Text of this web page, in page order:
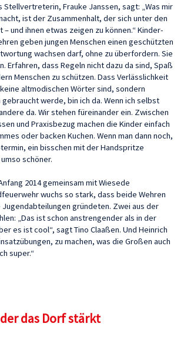
Frauke Janssen, sagt: „Was mir
ist der Zusammenhalt, der sich unter den
und ihnen etwas zeigen zu können.“ Kinder-
geben jungen Menschen einen geschützten
wachsen darf, ohne zu überfordern. Sie
Erfahren, dass Regeln nicht dazu da sind, Spaß
Menschen zu schützen. Dass Verlässlichkeit
altmodischen Wörter sind, sondern
werde, bin ich da. Wenn ich selbst
da. Wir stehen füreinander ein. Zwischen
und Praxisbezug machen die Kinder einfach
oder backen Kuchen. Wenn man dann noch,
ein bisschen mit der Handspritze
schöner.
2014 gemeinsam mit Wiesede
wuchs so stark, dass beide Wehren
Jugendabteilungen gründeten. Zwei aus der
„Das ist schon anstrengender als in der
es ist cool“, sagt Tino Claaßen. Und Heinrich
zu machen, was die Großen auch
super.“
das Dorf stärkt